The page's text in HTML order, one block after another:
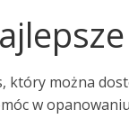
który można
w